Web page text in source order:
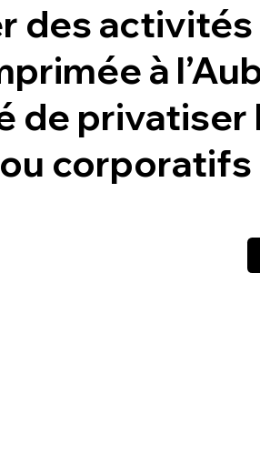
des
à
de privatiser
corporatifs